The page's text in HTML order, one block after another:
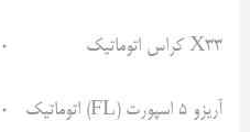
X33 کراس اتوماتیک
آریزو ۵ اسپورت (FL) اتوماتیک